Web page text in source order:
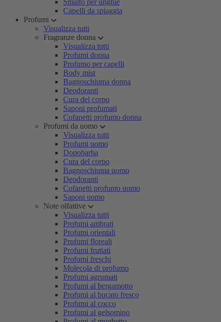
Smalto per unghie
Capelli da spiaggia
Profumi
Visualizza tutti
Fragranze donna
Visualizza tutti
Profumi donna
Profumo per capelli
Body mist
Bagnoschiuma donna
Deodoranti
Cura del corpo
Saponi profumati
Cofanetti profumo donna
Profumi da uomo
Visualizza tutti
Profumi uomo
Dopobarba
Cura del corpo
Bagnoschiuma uomo
Deodoranti
Cofanetti profumo uomo
Saponi uomo
Note olfattive
Visualizza tutti
Profumi ambrati
Profumi orientali
Profumi floreali
Profumi fruttati
Profumi freschi
Molecola di profumo
Profumi agrumati
Profumi al bergamotto
Profumi al bucato fresco
Profumi al cocco
Profumi al gelsomino